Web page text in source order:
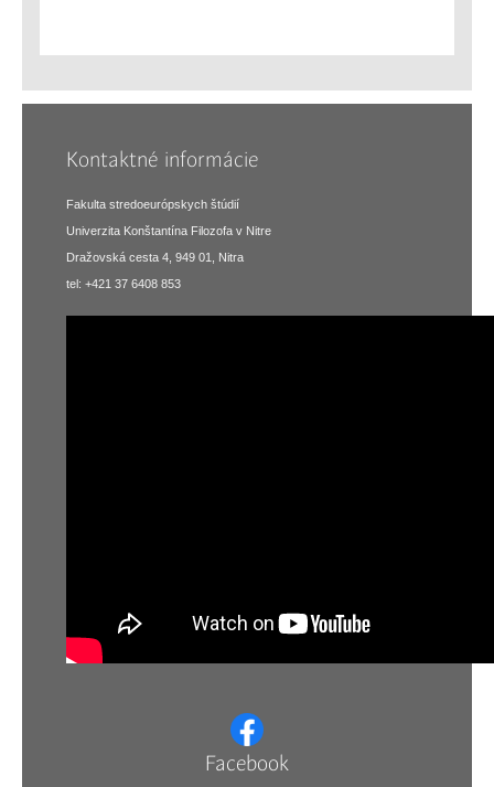
Kontaktné informácie
Fakulta stredoeurópskych štúdií
Univerzita Konštantína Filozofa v Nitre
Dražovská cesta 4, 949 01, Nitra
tel: +421 37 6408 853
Facebook